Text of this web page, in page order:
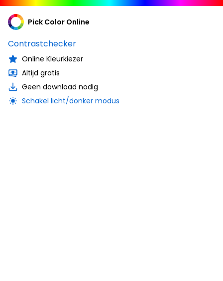
Pick Color Online
Contrastchecker
Online Kleurkiezer
Altijd gratis
Geen download nodig
Schakel licht/donker modus